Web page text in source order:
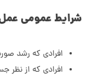
شرایط عمومی عمل
افرادی که رشد صورت
افرادی که از نظر